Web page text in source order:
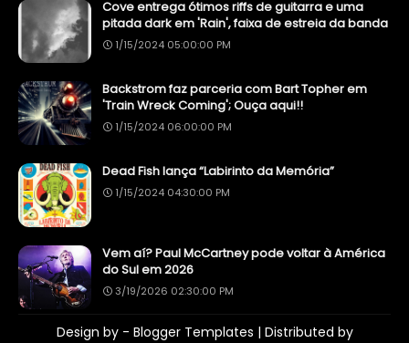
Cove entrega ótimos riffs de guitarra e uma
pitada dark em 'Rain', faixa de estreia da banda
1/15/2024 05:00:00 PM
Backstrom faz parceria com Bart Topher em
'Train Wreck Coming'; Ouça aqui!!
1/15/2024 06:00:00 PM
Dead Fish lança “Labirinto da Memória”
1/15/2024 04:30:00 PM
Vem aí? Paul McCartney pode voltar à América
do Sul em 2026
3/19/2026 02:30:00 PM
Design by - Blogger Templates | Distributed by